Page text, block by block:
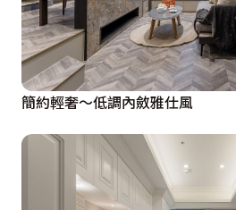
簡約輕奢～低調內斂雅仕風